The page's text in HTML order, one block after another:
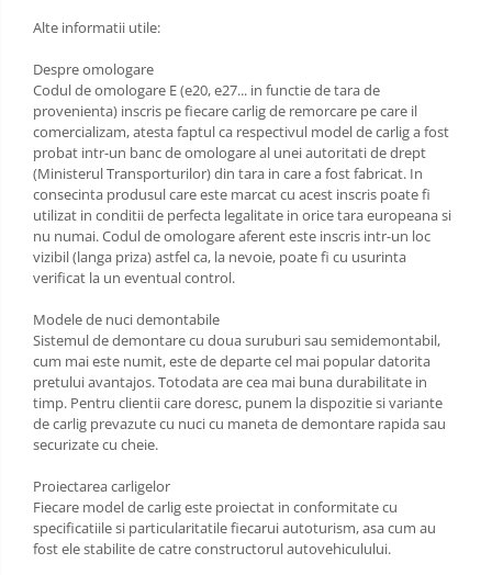
Carlige MAN
Carlige Mazda
Carlige Mercedes
Carlige MG
Carlige Mini
Carlige Mitsubishi
Carlige Nissan
Carlige Omoda
Carlige Peugeot
Carlige Plymouth
Carlige Polestar
Carlige Porsche
Carlige Renault
Carlige Seat
Carlige Skoda
Alte informatii utile:
Despre omologare
Codul de omologare E (e20, e27... in functie de tara de
provenienta) inscris pe fiecare carlig de remorcare pe care il
comercializam, atesta faptul ca respectivul model de carlig a fost
probat intr-un banc de omologare al unei autoritati de drept
(Ministerul Transporturilor) din tara in care a fost fabricat. In
consecinta produsul care este marcat cu acest inscris poate fi
utilizat in conditii de perfecta legalitate in orice tara europeana si
nu numai. Codul de omologare aferent este inscris intr-un loc
vizibil (langa priza) astfel ca, la nevoie, poate fi cu usurinta
verificat la un eventual control.
Modele de nuci demontabile
Sistemul de demontare cu doua suruburi sau semidemontabil,
cum mai este numit, este de departe cel mai popular datorita
pretului avantajos. Totodata are cea mai buna durabilitate in
timp. Pentru clientii care doresc, punem la dispozitie si variante
de carlig prevazute cu nuci cu maneta de demontare rapida sau
securizate cu cheie.
Proiectarea carligelor
Fiecare model de carlig este proiectat in conformitate cu
specificatiile si particularitatile fiecarui autoturism, asa cum au
fost ele stabilite de catre constructorul autovehiculului.